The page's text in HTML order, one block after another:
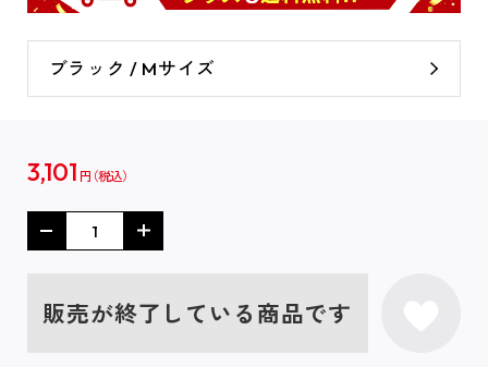
ブラック / Mサイズ
3,101 円
販売が終了している商品です